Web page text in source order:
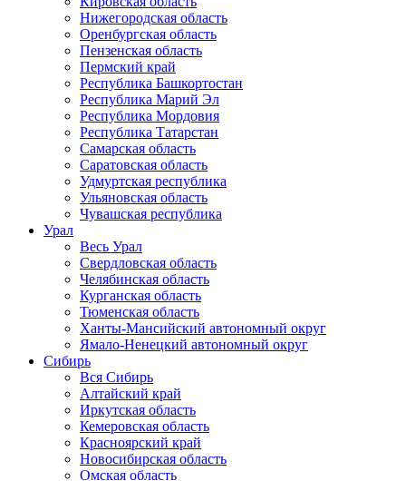
Нижегородская область
Оренбургская область
Пензенская область
Пермский край
Республика Башкортостан
Республика Марий Эл
Республика Мордовия
Республика Татарстан
Самарская область
Саратовская область
Удмуртская республика
Ульяновская область
Чувашская республика
Урал
Весь Урал
Свердловская область
Челябинская область
Курганская область
Тюменская область
Ханты-Мансийский автономный округ
Ямало-Ненецкий автономный округ
Сибирь
Вся Сибирь
Алтайский край
Иркутская область
Кемеровская область
Красноярский край
Новосибирская область
Омская область